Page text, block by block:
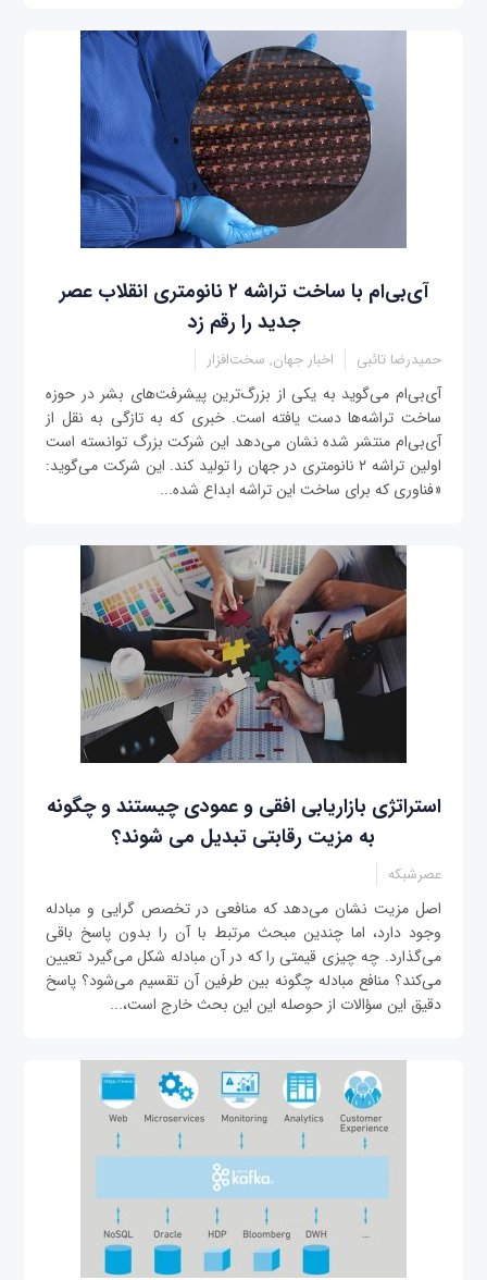
آی‌بی‌ام با ساخت تراشه‌ ۲ نانومتری انقلاب عصر
جدید را رقم زد
حمیدرضا تائبی اخبار جهان, سخت‌افزار
آی‌بی‌ام می‌گوید به یکی از بزرگ‌ترین پیشرفت‌های بشر در حوزه
ساخت تراشه‌ها دست یافته است. خبری که به تازگی به نقل از
آی‌بی‌ام منتشر شده نشان می‌دهد این شرکت بزرگ توانسته است
اولین تراشه ۲ نانومتری در جهان را تولید کند. این شرکت می‌گوید:
«فناوری که برای ساخت این تراشه ابداع شده...
استراتژی بازاریابی افقی و عمودی چیستند و چگونه
به مزیت رقابتی تبدیل می شوند؟
عصرشبکه
اصل مزیت نشان می‌دهد که منافعی در تخصص گرایی و مبادله
وجود دارد، اما چندین مبحث مرتبط با آن را بدون پاسخ باقی
می‌گذارد. چه چیزی قیمتی را که در آن مبادله شکل می‌گیرد تعیین
می‌کند؟ منافع مبادله چگونه بین طرفین آن تقسیم می‌شود؟ پاسخ
دقیق این سؤالات از حوصله این این بحث خارج است،...